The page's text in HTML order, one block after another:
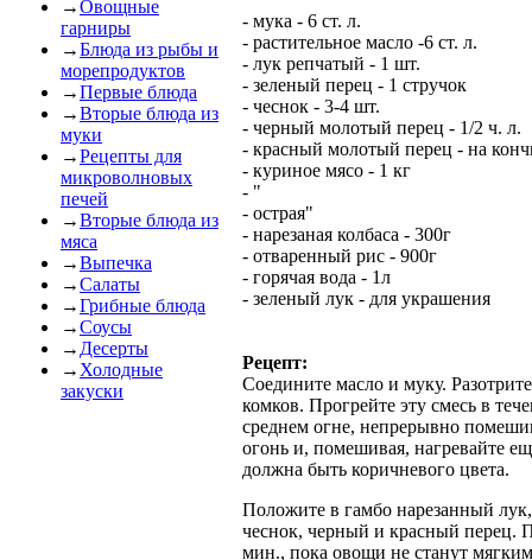
→Овощные
гарниры
→Блюда из рыбы и
морепродуктов
→Первые блюда
→Вторые блюда из
муки
→Рецепты для
микроволновых
печей
→Вторые блюда из
мяса
→Выпечка
→Салаты
→Грибные блюда
→Соусы
→ Десерты
→ Холодные
закуски
- мука - 6 ст. л.
- растительное масло -6 ст. л.
- лук репчатый - 1 шт.
- зеленый перец - 1 стручок
- чеснок - 3-4 шт.
- черный молотый перец - 1/2 ч. л.
- красный молотый перец - на
- куриное мясо - 1 кг
- "
- острая"
- нарезаная колбаса - 300г
- отваренный рис - 900г
- горячая вода - 1л
- зеленый лук - для украшения
Рецепт:
Соедините масло и муку.
комков. Прогрейте эту смесь в
среднем огне, непрерывно
огонь и, помешивая, нагревайте
должна быть коричневого цвета.
Положите в гамбо нарезанный
чеснок, черный и красный перец.
мин., пока овощи не станут